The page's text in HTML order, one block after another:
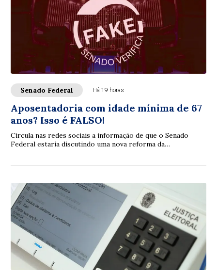
Senado Federal Há 19 horas
Aposentadoria com idade mínima de 67
anos? Isso é FALSO!
Circula nas redes sociais a informação de que o Senado
Federal estaria discutindo uma nova reforma da